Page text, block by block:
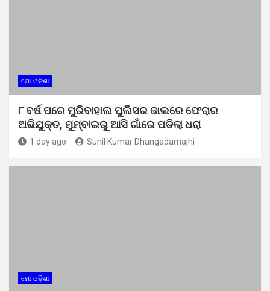
ମୋ ଓଡ଼ିଶା
୮ ବର୍ଷ ପରେ ମୁରିବାହାଲ ପୁଲିସର ଜାଲରେ ଫେରାର
ଅଭିଯୁକ୍ତ, ମୁମ୍ବାଇରୁ ଆସି ଗାଁରେ ପଡିଲା ଧରା
1 day ago Sunil Kumar Dhangadamajhi
ମୋ ଓଡ଼ିଶା